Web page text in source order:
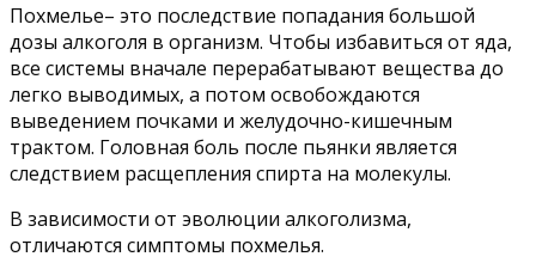
Похмелье– это последствие попадания большой
дозы алкоголя в организм. Чтобы избавиться от яда,
все системы вначале перерабатывают вещества до
легко выводимых, а потом освобождаются
выведением почками и желудочно-кишечным
трактом. Головная боль после пьянки является
следствием расщепления спирта на молекулы.
В зависимости от эволюции алкоголизма,
отличаются симптомы похмелья.